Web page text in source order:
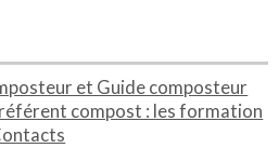
et Guide composteur
compost : les formation